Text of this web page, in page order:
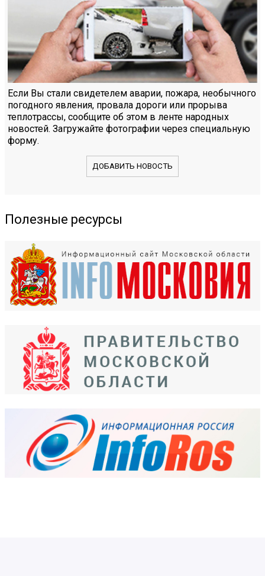
Если Вы стали свидетелем аварии, пожара, необычного
погодного явления, провала дороги или прорыва
теплотрассы, сообщите об этом в ленте народных
новостей. Загружайте фотографии через специальную
форму.
ДОБАВИТЬ НОВОСТЬ
Полезные ресурсы